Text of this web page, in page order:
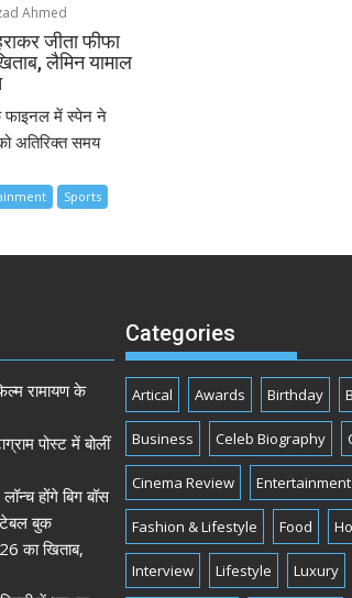
Ahmed
जीता फीफा
लैमिन यामाल
फाइनल में स्पेन ने
अतिरिक्त समय
Sports
रामायण के
पोस्ट में बोलीं
होंगे बिग बॉस
टेबल बुक
का खिताब,
Categories
Artical Awards Birthday
Business Celeb Biography
Cinema Review Entertainment
Fashion & Lifestyle Food
Interview Lifestyle Luxury